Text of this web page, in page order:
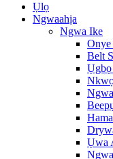
Ụlọ
Ngwaahịa
Ngwa Ike
Onye
Belt
Ụgbọ
Ụwa